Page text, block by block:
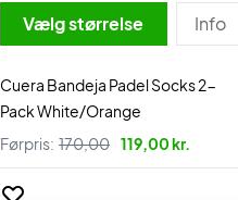
Vælg størrelse Info
Cuera Bandeja Padel Socks 2-
Pack White/Orange
Førpris: 170,00 119,00 kr.